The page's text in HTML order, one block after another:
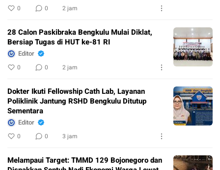
0 0 2 jam
28 Calon Paskibraka Bengkulu Mulai Diklat,
Bersiap Tugas di HUT ke-81 RI
Editor
0 0 2 jam
Dokter Ikuti Fellowship Cath Lab, Layanan
Poliklinik Jantung RSHD Bengkulu Ditutup
Sementara
Editor
0 0 3 jam
Melampaui Target: TMMD 129 Bojonegoro dan